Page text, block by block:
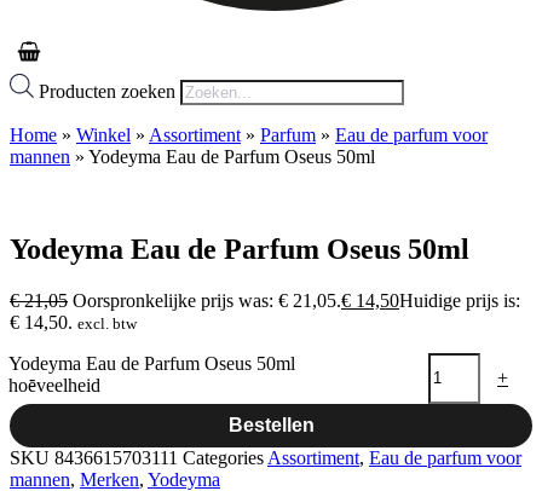
Producten zoeken
Home » Winkel » Assortiment » Parfum » Eau de parfum voor
mannen » Yodeyma Eau de Parfum Oseus 50ml
Yodeyma Eau de Parfum Oseus 50ml
€21,05 Oorspronkelijke prijs was: € 21,05.€ 14,50Huidige prijs is:
€ 14,50. excl. btw
-
Yodeyma Eau de Parfum Oseus 50ml
hoeveelheid
+
Bestellen
SKU 8436615703111 Categories Assortiment, Eau de parfum voor
mannen, Merken, Yodeyma